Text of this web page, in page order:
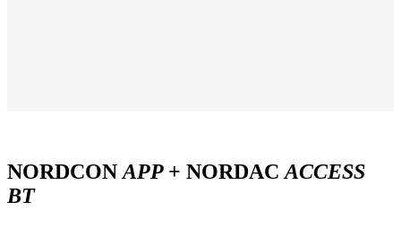
NORDCON APP + NORDAC ACCESS
BT